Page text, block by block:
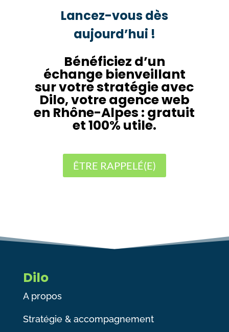
Lancez-vous dès
aujourd’hui !
Bénéficiez d’un
échange bienveillant
sur votre stratégie avec
Dilo, votre agence web
en Rhône-Alpes : gratuit
et 100% utile.
ÊTRE RAPPELÉ(E)
Dilo
A propos
Stratégie & accompagnement